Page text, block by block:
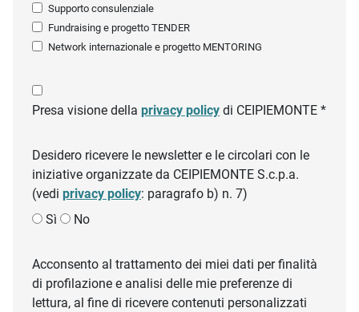
Supporto consulenziale
Fundraising e progetto TENDER
Network internazionale e progetto MENTORING
Presa visione della privacy policy di CEIPIEMONTE *
Desidero ricevere le newsletter e le circolari con le
iniziative organizzate da CEIPIEMONTE S.c.p.a.
(vedi privacy policy: paragrafo b) n. 7)
Sì
No
Acconsento al trattamento dei miei dati per finalità
di profilazione e analisi delle mie preferenze di
lettura, al fine di ricevere contenuti personalizzati